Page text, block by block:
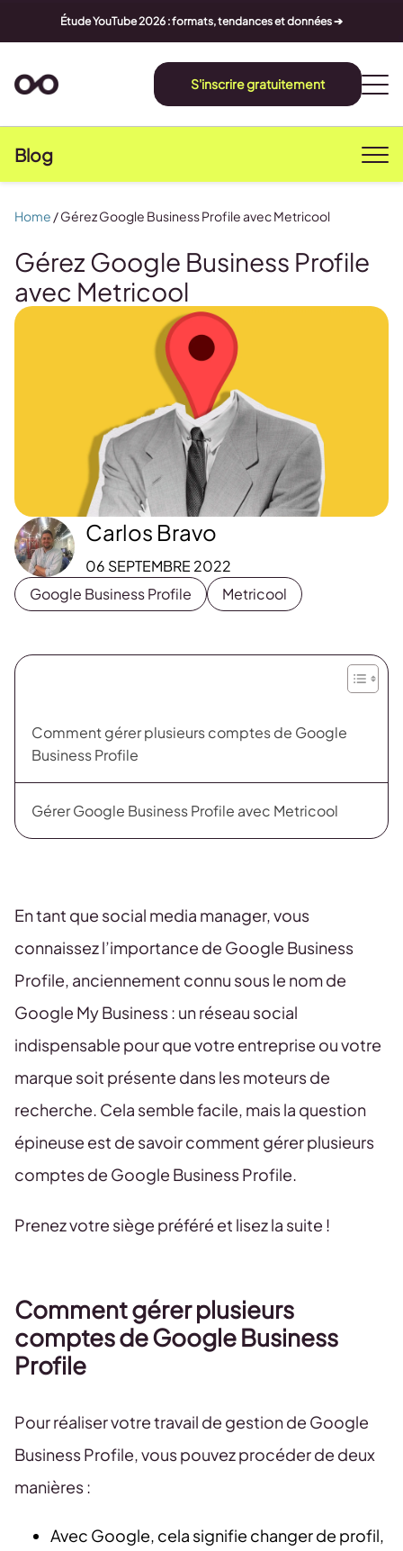
Étude YouTube 2026 : formats, tendances et données ➔
S'inscrire gratuitement
Blog
Gérez Google Business Profile
avec Metricool
Carlos Bravo
06 SEPTEMBRE 2022
Google Business Profile
Metricool
Home /Gérez Google Business Profile avec Metricool
Comment gérer plusieurs comptes de Google
Business Profile
Gérer Google Business Profile avec Metricool
En tant que social media manager, vous
connaissez l’importance de Google Business
Profile, anciennement connu sous le nom de
Google My Business : un réseau social
indispensable pour que votre entreprise ou votre
marque soit présente dans les moteurs de
recherche. Cela semble facile, mais la question
épineuse est de savoir comment gérer plusieurs
comptes de Google Business Profile.
Prenez votre siège préféré et lisez la suite !
Comment gérer plusieurs
comptes de Google Business
Profile
Pour réaliser votre travail de gestion de Google
Business Profile, vous pouvez procéder de deux
manières :
Avec Google, cela signifie changer de profil,